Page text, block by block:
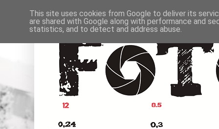
This site uses cookies from Google to deliver its
are shared with Google along with performance and
statistics, and to detect and address abuse.